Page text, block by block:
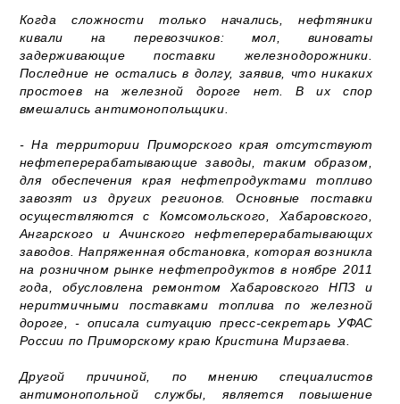
Когда сложности только начались, нефтяники
кивали на перевозчиков: мол, виноваты
задерживающие поставки железнодорожники.
Последние не остались в долгу, заявив, что никаких
простоев на железной дороге нет. В их спор
вмешались антимонопольщики.
- На территории Приморского края отсутствуют
нефтеперерабатывающие заводы, таким образом,
для обеспечения края нефтепродуктами топливо
завозят из других регионов. Основные поставки
осуществляются с Комсомольского, Хабаровского,
Ангарского и Ачинского нефтеперерабатывающих
заводов. Напряженная обстановка, которая возникла
на розничном рынке нефтепродуктов в ноябре 2011
года, обусловлена ремонтом Хабаровского НПЗ и
неритмичными поставками топлива по железной
дороге, - описала ситуацию пресс-секретарь УФАС
России по Приморскому краю Кристина Мирзаева.
Другой причиной, по мнению специалистов
антимонопольной службы, является повышение